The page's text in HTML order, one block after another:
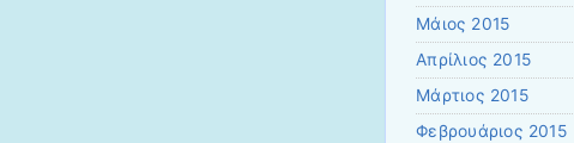
Μάιος 2015
Απρίλιος 2015
Μάρτιος 2015
Φεβρουάριος 2015